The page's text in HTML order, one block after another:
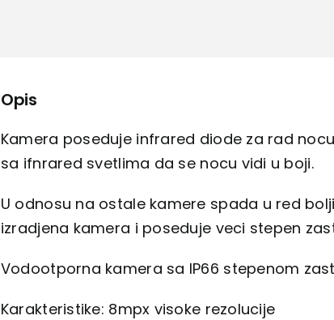
Opis
Kamera poseduje infrared diode za rad
sa ifnrared svetlima da se nocu vidi u boji.
U odnosu na ostale kamere spada u red
izradjena kamera i poseduje veci stepen
Vodootporna kamera sa IP66 stepenom
Karakteristike: 8mpx visoke rezolucije